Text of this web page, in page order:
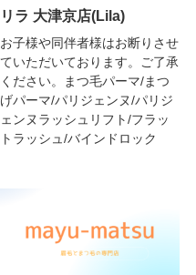
リラ 大津京店(Lila)
お子様や同伴者様はお断りさせ
ていただいております。ご了承
ください。まつ毛パーマ/まつ
げパーマ/パリジェンヌ/パリジ
ェンヌラッシュリフト/フラッ
トラッシュ/バインドロック